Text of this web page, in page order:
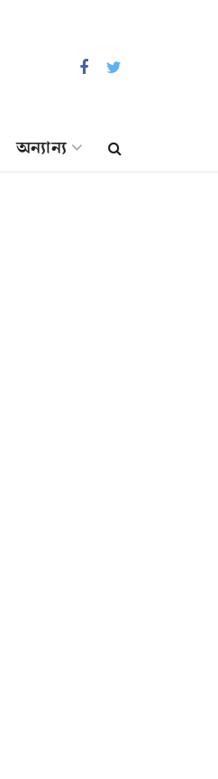
অন্যান্য